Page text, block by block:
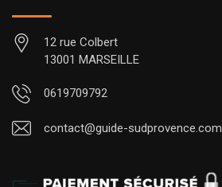
12 rue Colbert
13001 MARSEILLE
0619709792
contact@guide-sudprovence.com